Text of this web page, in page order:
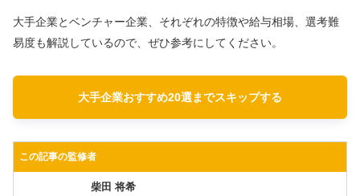
大手企業とベンチャー企業、それぞれの特徴や給与相場、選考難
易度も解説しているので、ぜひ参考にしてください。
大手企業おすすめ20選までスキップする
この記事の監修者
柴田 将希